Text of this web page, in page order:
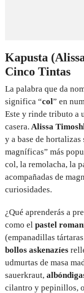
Kapusta
Cinco Tintas
La palabra que da
significa “col” en
Este y rinde tributo a
casera. Alissa
y a base de
magníficas” más
col, la remolacha, la
acompañadas de
curiosidades.
¿Qué aprenderás a
como el pastel
(empanadillas
bollos askenazíes
udmurtas de masa
sauerkraut,
cilantro y pepinillos,